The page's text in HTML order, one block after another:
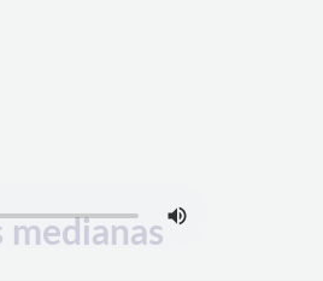
medianas